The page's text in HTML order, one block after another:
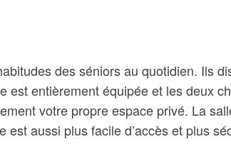
des séniors au quotidien. Ils
entièrement équipée et les deux
votre propre espace privé. La
aussi plus facile d’accès et plus